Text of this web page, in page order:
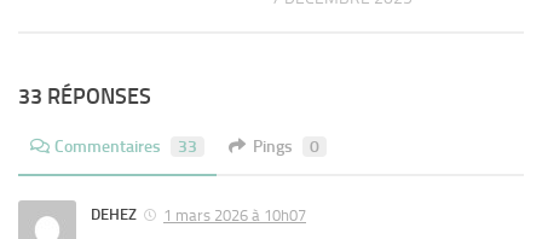
33 RÉPONSES
Commentaires 33 Pings 0
DEHEZ
1 mars 2026 à 10h07